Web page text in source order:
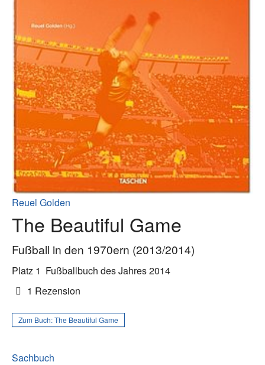
Reuel Golden
The Beautiful Game
Fußball in den 1970ern (2013/2014)
Platz 1 Fußballbuch des Jahres 2014
1 Rezension
Zum Buch:The Beautiful Game
Sachbuch